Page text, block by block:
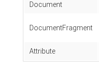
Document
DocumentFragment
Attribute